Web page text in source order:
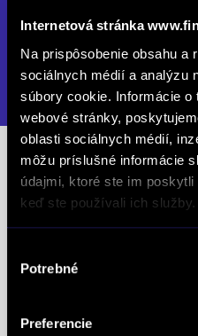
Internetová stránka
Na prispôsobenie obsahu a
sociálnych médií a analýzu
súbory cookie. Informácie
webové stránky,
oblasti sociálnych médií,
môžu príslušné informácie
údajmi, ktoré ste im
keď ste používali ich služby.
súhlasu
Potrebné
Preferencie
+421 918 601 062
DETAIL
Predajcovia
Krátky
mob.: +421